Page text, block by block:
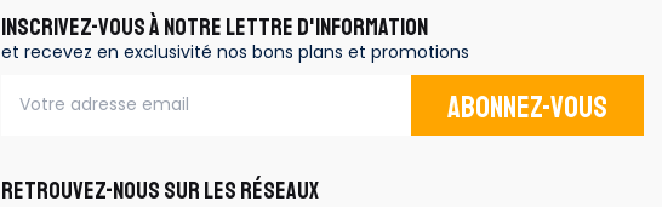
INSCRIVEZ-VOUS À NOTRE LETTRE D'INFORMATION
et recevez en exclusivité nos bons plans et promotions
Abonnez-vous
RETROUVEZ-NOUS SUR LES RÉSEAUX